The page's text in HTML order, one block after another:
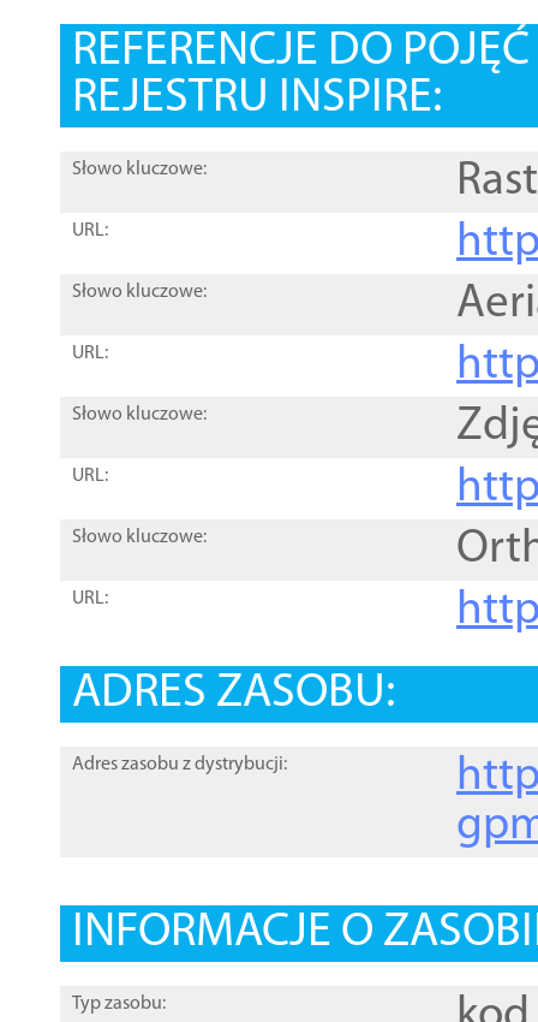
REFERENCJE DO
REJESTRU INSPIRE:
Słowo kluczowe:
URL:
Słowo kluczowe:
URL:
Słowo kluczowe:
URL:
Słowo kluczowe:
URL:
ADRES ZASOBU:
Adres zasobu z dystrybucji:
INFORMACJE O
Typ zasobu: